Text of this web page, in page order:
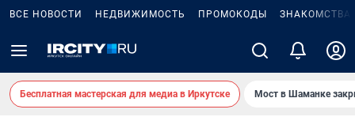
ВСЕ НОВОСТИ НЕДВИЖИМОСТЬ ПРОМОКОДЫ ЗНАКОМСТВА
Бесплатная мастерская для медиа в Иркутске Мост в Шаманке